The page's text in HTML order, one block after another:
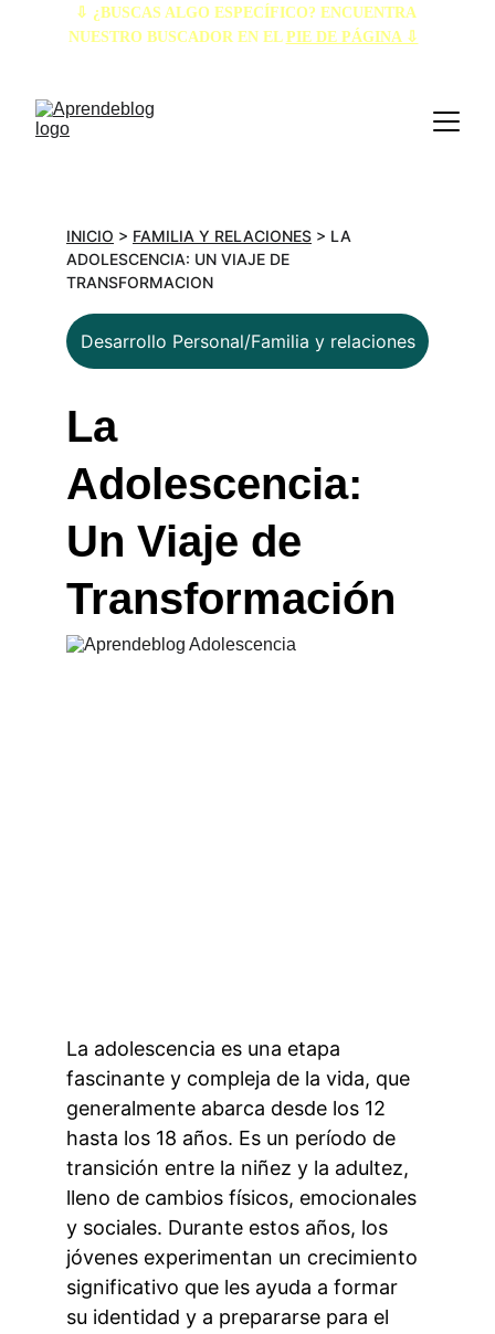
⇩ ¿BUSCAS ALGO ESPECÍFICO? ENCUENTRA
NUESTRO BUSCADOR EN EL PIE DE PÁGINA ⇩
La
Adolescencia:
Un Viaje de
Transformación
La adolescencia es una etapa
fascinante y compleja de la vida, que
generalmente abarca desde los 12
hasta los 18 años. Es un período de
transición entre la niñez y la adultez,
lleno de cambios físicos, emocionales
y sociales. Durante estos años, los
jóvenes experimentan un crecimiento
significativo que les ayuda a formar
su identidad y a prepararse para el
Desarrollo Personal/Familia y relaciones
INICIO > FAMILIA Y RELACIONES > LA
ADOLESCENCIA: UN VIAJE DE
TRANSFORMACION